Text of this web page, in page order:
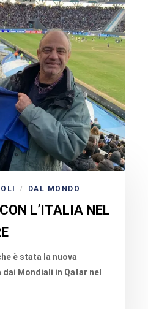
/ DAL MONDO
L’ITALIA NEL
è stata la nuova
Mondiali in Qatar nel